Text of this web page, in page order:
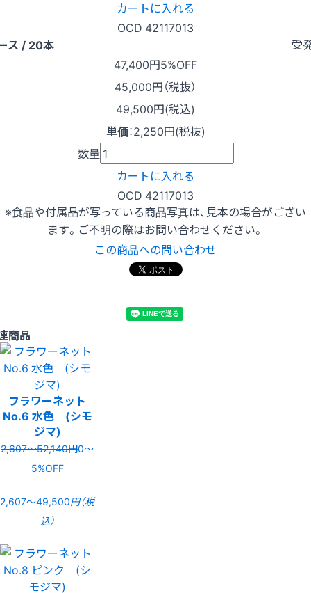
カートに入れる
OCD 42117013
ス / 20本
受
47,400円5%OFF
45,000円（税抜）
49,500円(税込)
単価：2,250円(税抜)
数量
カートに入れる
OCD 42117013
※食品や付属品が写っている商品写真は、見本の場合がござい
ます。ご不明の際はお問い合わせください。
この商品への問い合わせ
商品
フラワーネット
No.6 水色 (シモ
ジマ)
2,607〜52,140円0〜
5%OFF
2,607〜49,500円（税
込）